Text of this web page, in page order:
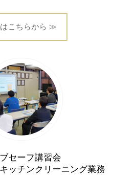
こちらから ≫
セーフ講習会
ッチンクリーニング業務